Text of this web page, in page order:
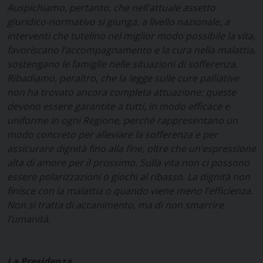
Auspichiamo, pertanto, che nell’attuale assetto
giuridico-normativo si giunga, a livello nazionale, a
interventi che tutelino nel miglior modo possibile la vita,
favoriscano l’accompagnamento e la cura nella malattia,
sostengano le famiglie nelle situazioni di sofferenza.
Ribadiamo, peraltro, che la legge sulle cure palliative
non ha trovato ancora completa attuazione: queste
devono essere garantite a tutti, in modo efficace e
uniforme in ogni Regione, perché rappresentano un
modo concreto per alleviare la sofferenza e per
assicurare dignità fino alla fine, oltre che un’espressione
alta di amore per il prossimo. Sulla vita non ci possono
essere polarizzazioni o giochi al ribasso. La dignità non
finisce con la malattia o quando viene meno l’efficienza.
Non si tratta di accanimento, ma di non smarrire
l’umanità.